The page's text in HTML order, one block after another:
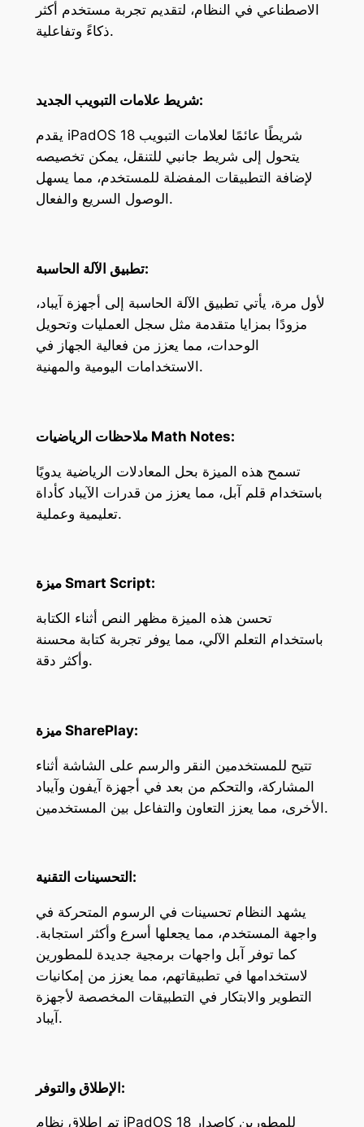
الاصطناعي في النظام، لتقديم تجربة مستخدم أكثر
ذكاءً وتفاعلية.
شريط علامات التبويب الجديد:
يقدم iPadOS 18 شريطًا عائمًا لعلامات التبويب
يتحول إلى شريط جانبي للتنقل، يمكن تخصيصه
لإضافة التطبيقات المفضلة للمستخدم، مما يسهل
الوصول السريع والفعال.
تطبيق الآلة الحاسبة:
لأول مرة، يأتي تطبيق الآلة الحاسبة إلى أجهزة آيباد،
مزودًا بمزايا متقدمة مثل سجل العمليات وتحويل
الوحدات، مما يعزز من فعالية الجهاز في
الاستخدامات اليومية والمهنية.
ملاحظات الرياضيات Math Notes:
تسمح هذه الميزة بحل المعادلات الرياضية يدويًا
باستخدام قلم آبل، مما يعزز من قدرات الآيباد كأداة
تعليمية وعملية.
ميزة Smart Script:
تحسن هذه الميزة مظهر النص أثناء الكتابة
باستخدام التعلم الآلي، مما يوفر تجربة كتابة محسنة
وأكثر دقة.
ميزة SharePlay:
تتيح للمستخدمين النقر والرسم على الشاشة أثناء
المشاركة، والتحكم من بعد في أجهزة آيفون وآيباد
الأخرى، مما يعزز التعاون والتفاعل بين المستخدمين.
التحسينات التقنية:
يشهد النظام تحسينات في الرسوم المتحركة في
واجهة المستخدم، مما يجعلها أسرع وأكثر استجابة.
كما توفر آبل واجهات برمجية جديدة للمطورين
لاستخدامها في تطبيقاتهم، مما يعزز من إمكانيات
التطوير والابتكار في التطبيقات المخصصة لأجهزة
آيباد.
الإطلاق والتوفر:
تم إطلاق نظام iPadOS 18 للمطورين كإصدار